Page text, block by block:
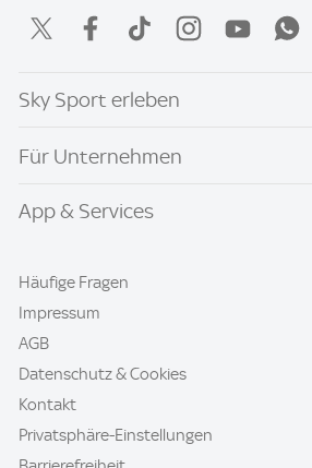
Sky Sport erleben
Für Unternehmen
App & Services
Häufige Fragen
Impressum
AGB
Datenschutz & Cookies
Kontakt
Privatsphäre-Einstellungen